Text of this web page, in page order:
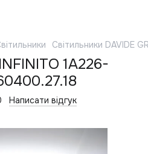
Світильники DAVIDE
1A226-
Написати відгук